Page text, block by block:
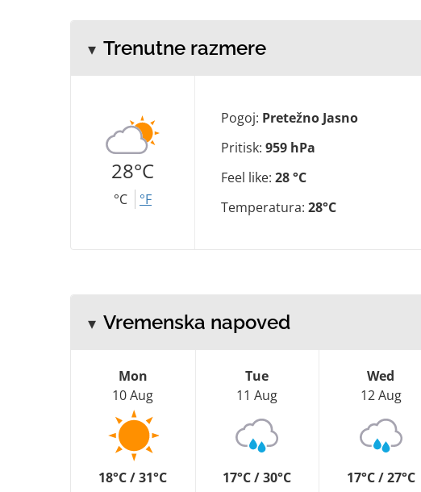
Trenutne razmere
28°C
°C °F
Pogoj: Pretežno Jasno
Pritisk: 959 hPa
Feel like: 28 °C
Temperatura: 28°C
Vremenska napoved
Mon
10 Aug
18°C / 31°C
Tue
11 Aug
17°C / 30°C
Wed
12 Aug
17°C / 27°C